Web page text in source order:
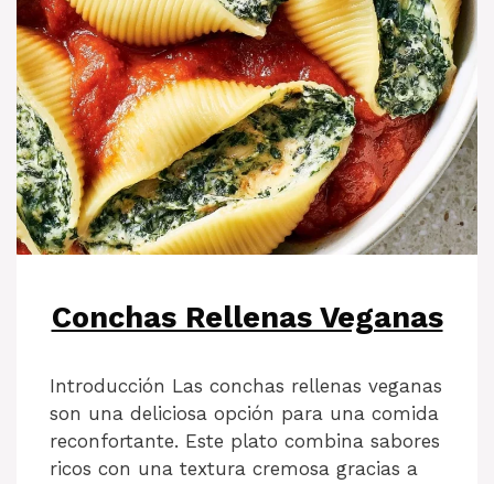
Conchas Rellenas Veganas
Introducción Las conchas rellenas veganas
son una deliciosa opción para una comida
reconfortante. Este plato combina sabores
ricos con una textura cremosa gracias a